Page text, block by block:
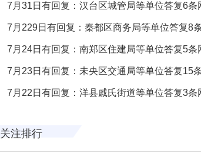
7月31日有回复：汉台区城管局等单位答复6条网民
7月229日有回复：秦都区商务局等单位答复8条网民
7月24日有回复：南郑区住建局等单位答复5条网民
7月23日有回复：未央区交通局等单位答复15条网民
7月22日有回复：洋县戚氏街道等单位答复3条网民
关注排行